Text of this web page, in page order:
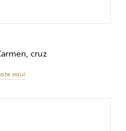
cruz
aquí